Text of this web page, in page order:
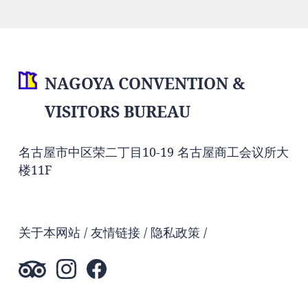
NAGOYA CONVENTION &
VISITORS BUREAU
名古屋市中区荣二丁目10-19 名古屋商工会议所大
楼11F
关于本网站 友情链接 隐私政策